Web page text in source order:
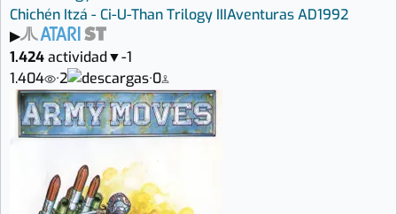
Chichén Itzá - Ci-U-Than Trilogy IIIAventuras AD1992
▶
1.424actividad▼-1
1.404
·2 ·0